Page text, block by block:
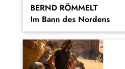
BERND RÖMMELT
Im Bann des Nordens